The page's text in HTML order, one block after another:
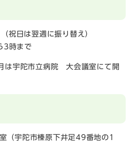
祝日は翌週に振り替え）
3時まで
宇陀市立病院 大会議室にて開
（宇陀市榛原下井足49番地の1